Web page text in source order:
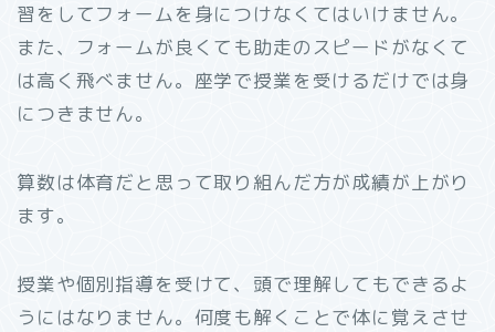
習をしてフォームを身につけなくてはいけません。
また、フォームが良くても助走のスピードがなくて
は高く飛べません。座学で授業を受けるだけでは身
につきません。
算数は体育だと思って取り組んだ方が成績が上がり
ます。
授業や個別指導を受けて、頭で理解してもできるよ
うにはなりません。何度も解くことで体に覚えさせ